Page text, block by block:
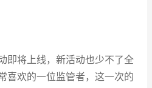
即将上线，新活动也少不了全
喜欢的一位监管者，这一次的